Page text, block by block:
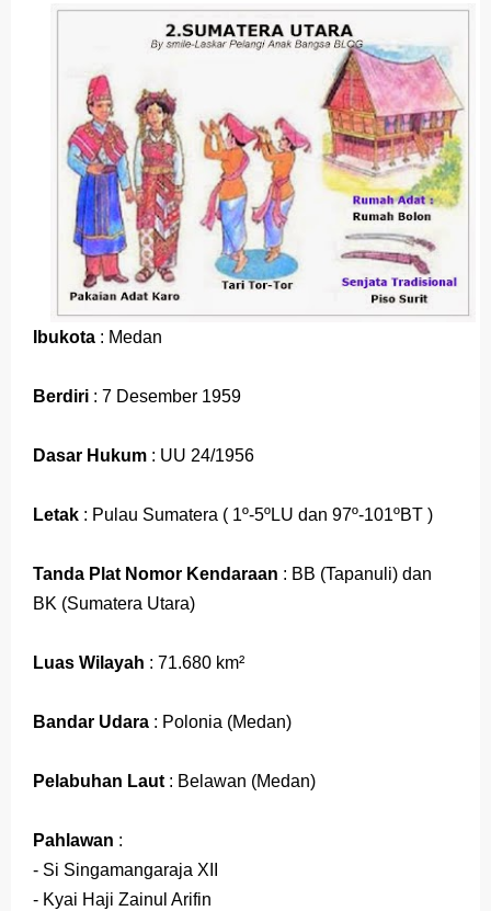
Ibukota : Medan
Berdiri : 7 Desember 1959
Dasar Hukum : UU 24/1956
Letak : Pulau Sumatera ( 1º-5ºLU dan 97º-101ºBT )
Tanda Plat Nomor Kendaraan : BB (Tapanuli) dan
BK (Sumatera Utara)
Luas Wilayah : 71.680 km²
Bandar Udara : Polonia (Medan)
Pelabuhan Laut : Belawan (Medan)
Pahlawan :
- Si Singamangaraja XII
- Kyai Haji Zainul Arifin